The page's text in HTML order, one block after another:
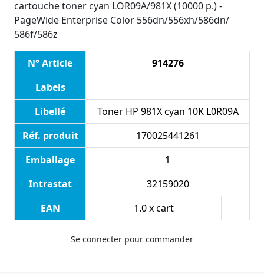
cartouche toner cyan LOR09A/981X (10000 p.) -
PageWide Enterprise Color 556dn/556xh/586dn/
586f/586z
N° Article
914276
Labels
Libellé
Toner HP 981X cyan 10K L0R09A
Réf. produit
170025441261
Emballage
1
Intrastat
32159020
EAN
1.0 x cart
Se connecter pour commander